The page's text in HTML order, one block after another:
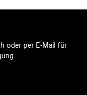
oder per E-Mail für